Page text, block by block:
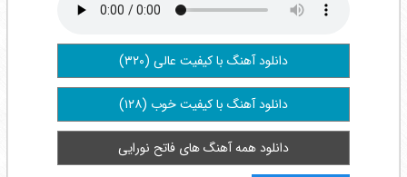
دانلود آهنگ با کیفیت عالی (۳۲۰)
دانلود آهنگ با کیفیت خوب (۱۲۸)
دانلود همه آهنگ های فاتح نورایی